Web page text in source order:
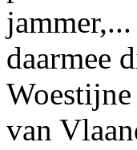
daarmee
van